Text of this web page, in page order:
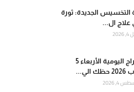
التخسيس الجديدة: ثورة
علاج ال...
توقعات الأبراج اليومية الأربعاء 5
4, 2026